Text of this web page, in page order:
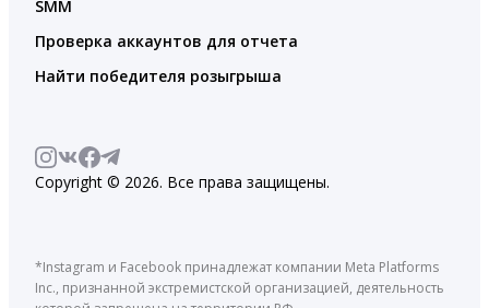
SMM
Проверка аккаунтов для отчета
Найти победителя розыгрыша
Copyright © 2026. Все права защищены.
*Instagram и Facebook принадлежат компании Meta Platforms
Inc., признанной экстремистской организацией, деятельность